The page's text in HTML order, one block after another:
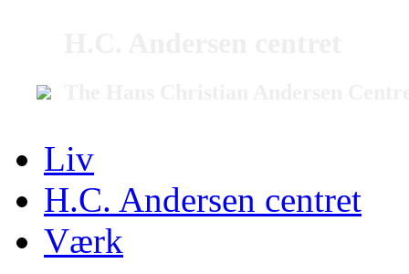
Liv
H.C. Andersen centret
Værk